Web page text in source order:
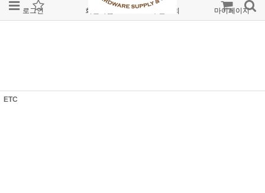
로그인 회원가입 주문조회 마이페이지
ETC